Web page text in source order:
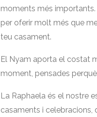
moments més
per oferir molt més que
teu casament.
El Nyam aporta el costat
moment, pensades
La Raphaela és el nostre
casaments i celebracions,